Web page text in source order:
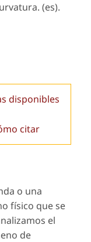
(es).
disponibles
citar
o una
físico que se
el
de